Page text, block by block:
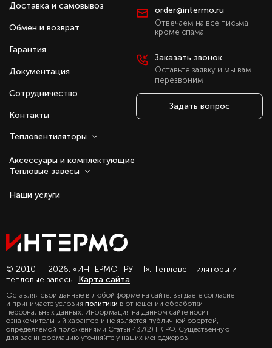
Доставка и самовывоз
Обмен и возврат
Гарантия
Документация
Сотрудничество
Контакты
Тепловентиляторы
Аксессуары и комплектующие
Тепловые завесы
Наши услуги
order@intermo.ru
Отвечаем на все письма
кроме спама
Заказать звонок
Оставьте заявку и мы вам
перезвоним
Задать вопрос
© 2010 — 2026. «ИНТЕРМО ГРУПП». Тепловентиляторы и
тепловые завесы. Карта сайта
Оставляя свои данные в любой форме на сайте, вы даете согласие
и принимаете условия политики в отношении обработки
персональных данных. Информация на данном сайте носит
ознакомительный характер и не является публичной офертой,
определяемой положениями Статьи 437(2) ГК РФ. Существенную
для вас информацию уточняйте у наших менеджеров.
Оставаясь с нами, вы соглашаетесь на
использование файлов куки.
персональных данных, можете
ознакомиться в нашем разделе
политика конфиденциальности